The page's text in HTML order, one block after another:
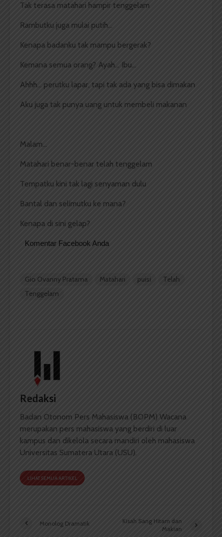
Tak terasa matahari hampir tenggelam
Rambutku juga mulai putih…
Kenapa badanku tak mampu bergerak?
Kemana semua orang? Ayah… Ibu…
Ahhh… perutku lapar, tapi tak ada yang bisa dimakan
Aku juga tak punya uang untuk membeli makanan
Malam…
Matahari benar-benar telah tenggelam
Tempatku kini tak lagi senyaman dulu
Bantal dan selimutku ke mana?
Kenapa di sini gelap?
Komentar Facebook Anda
Gio Ovanny Pratama Matahari puisi
Telah
Tenggelam
Redaksi
Badan Otonom Pers Mahasiswa (BOPM) Wacana
merupakan pers mahasiswa yang berdiri di luar
kampus dan dikelola secara mandiri oleh mahasiswa
Universitas Sumatera Utara (USU).
LIHAT SEMUA ARTIKEL
Monolog Dramatik
Kisah Sang Hitam dan
Makian